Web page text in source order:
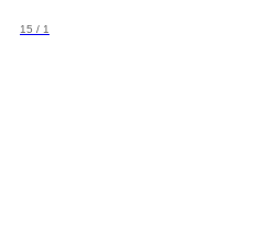
1 / 15